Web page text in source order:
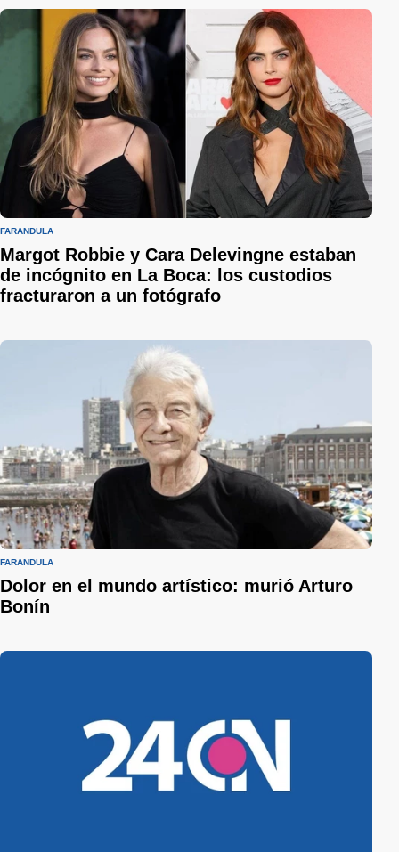
FARÁNDULA
Margot Robbie y Cara Delevingne estaban
de incógnito en La Boca: los custodios
fracturaron a un fotógrafo
FARÁNDULA
Dolor en el mundo artístico: murió Arturo
Bonín